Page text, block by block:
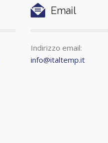
Email
Indirizzo email:
info@italtemp.it